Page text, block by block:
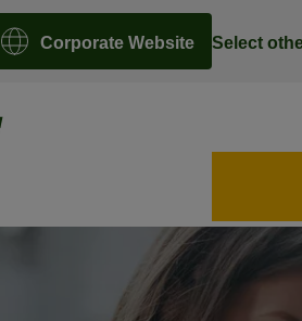
Corporate Website Select